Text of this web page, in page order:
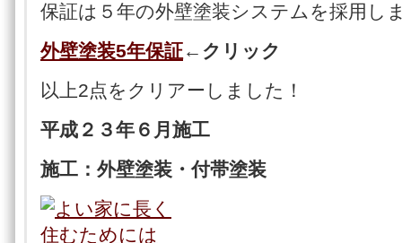
保証は５年の外壁塗装システムを採用し
外壁塗装5年保証←クリック
以上2点をクリアーしました！
平成２３年６月施工
施工：外壁塗装・付帯塗装